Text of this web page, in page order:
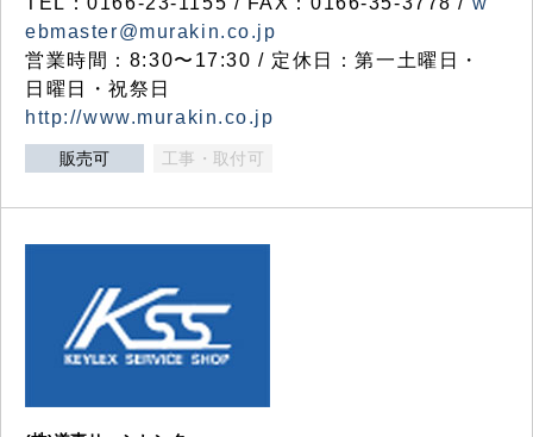
ebmaster@murakin.co.jp
営業時間：8:30〜17:30 / 定休日：第一土曜日・
日曜日・祝祭日
http://www.murakin.co.jp
販売可 工事・取付可